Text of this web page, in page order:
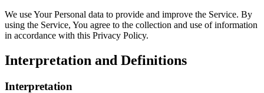
We use Your Personal data to provide and improve the Service. By
using the Service, You agree to the collection and use of information
in accordance with this Privacy Policy.
Interpretation and Definitions
Interpretation